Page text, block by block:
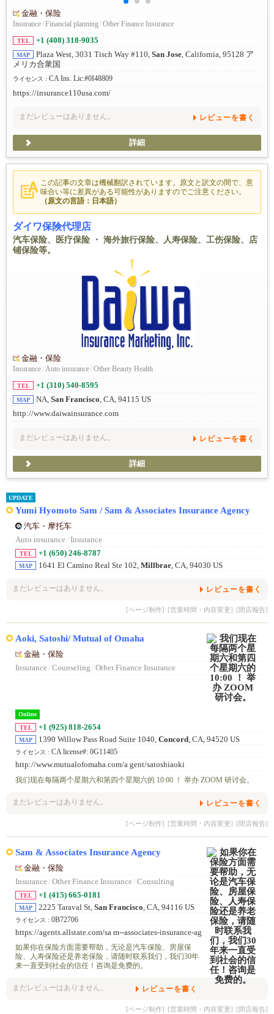
金融・保险
Insurance/Financial planning /Other Finance Insurance
TEL +1 (408) 318-9035
MAP Plaza West, 3031 Tisch Way #110, San Jose , California, 95128 ア
メリカ合衆国
ライセンス : CA Ins. Lic.#0I48809
https://insurance110usa.com/
まだレビューはありません。 レビューを書く
詳細
この記事の文章は機械翻訳されています。原文と訳文の間で、意
味合い等に差異がある可能性がありますのでご注意ください。
（原文の言語：日本語）
ダイワ保険代理店
汽车保险、医疗保险 ・ 海外旅行保险、人寿保险、工伤保险、店
铺保险等。
金融・保险
Insurance/Auto insurance/Other Beauty Health
TEL +1 (310) 540-8595
MAP NA, San Francisco, CA, 94115 US
http://www.daiwainsurance.com
まだレビューはありません。 レビューを書く
詳細
UPDATE
Yumi Hyomoto Sam / Sam & Associates Insurance Agency
汽车・摩托车
Auto insurance/ Insurance
TEL +1 (650) 246-8787
MAP 1641 El Camino Real Ste 102, Millbrae, CA, 94030 US
まだレビューはありません。 レビューを書く
[ページ制作] [営業時間・内容変更] [閉店報告]
Aoki, Satoshi/ Mutual of Omaha
金融・保险
Insurance/ Counseling / Other Finance Insurance
Online
TEL
+1 (925) 818-2654
MAP 1390 Willow Pass Road Suite 1040, Concord, CA, 94520 US
ライセンス : CA license#: 0G11405
http://www.mutualofomaha.com/a gent/satoshiaoki
我们现在每隔两个星期六和第四个星期六的 10:00 ！ 举办 ZOOM 研讨会。
まだレビューはありません。 レビューを書く
[ページ制作] [営業時間・内容変更] [閉店報告]
Sam & Associates Insurance Agency
金融・保险
Insurance/ Other Finance Insurance/ Consulting
TEL +1 (415) 665-0181
MAP 2225 Taraval St, San Francisco , CA, 94116 US
ライセンス : 0B72706
https://agents.allstate.com/sa m--associates-insurance-ag
ency -san-francisco-ca3.html
如果你在保险方面需要帮助，无论是汽车保险、房屋保
险、人寿保险还是养老保险，请随时联系我们，我们30年
来一直受到社会的信任！咨询是免费的。
まだレビューはありません。 レビューを書く
[ページ制作] [営業時間・内容変更] [閉店報告]